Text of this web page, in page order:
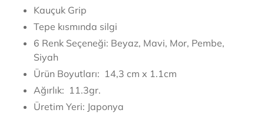
Kauçuk Grip
Tepe kısmında silgi
6 Renk Seçeneği: Beyaz, Mavi, Mor, Pembe,
Siyah
Ürün Boyutları: 14,3 cm x 1.1cm
Ağırlık: 11.3gr.
Üretim Yeri: Japonya